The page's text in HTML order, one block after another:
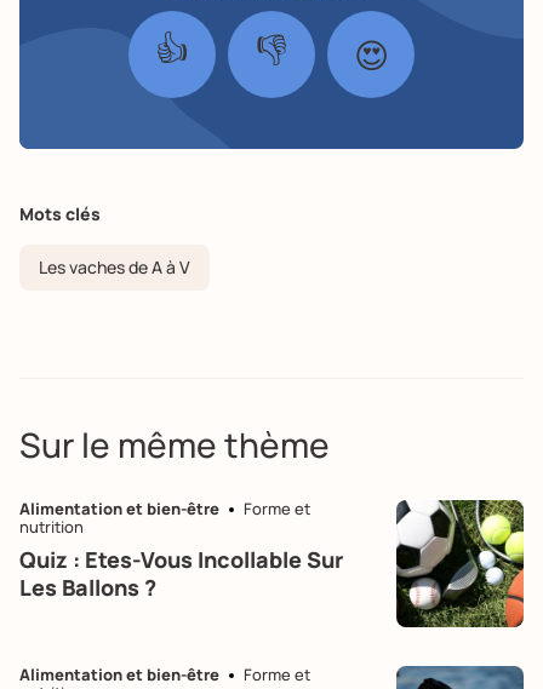
👍 👎 😍
Mots clés
Les vaches de A à V
Sur le même thème
Alimentation et bien-être
Forme et
nutrition
Quiz : Etes-Vous Incollable Sur
Les Ballons ?
Alimentation et bien-être
Forme et